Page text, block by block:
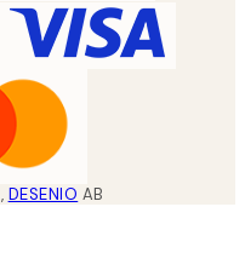
, DESENIO AB